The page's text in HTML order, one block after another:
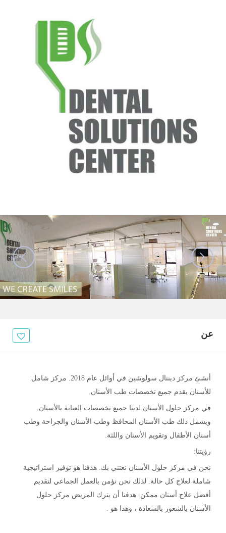
أسئلة شائعة
عن
أنشئ مركز دينتال سولوشين في أوائل عام 2018. مركز شامل
للأسنان يقدم جميع تخصصات طب الأسنان.
في مركز حلول الأسنان لدينا جميع تخصصات العناية بالأسنان.
ويشمل ذلك طب الأسنان المحافظ وطب الأسنان والجراحة وطب
أسنان الأطفال وتقويم الأسنان واللثة.
رؤيتنا:
نحن في مركز حلول الأسنان نعتني بك. هدفنا هو توفير استراتيجية
شاملة لعلاج كل حالة. لذلك نحن نؤمن بالعمل الجماعي لتقديم
أفضل علاج أسنان ممكن. هدفنا أن يترك المريض مركز حلول
الأسنان بالشعور بالسعادة ، وهذا هو .